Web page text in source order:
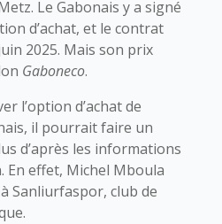
Le Gabonais y a signé
d’achat, et le contrat
2025. Mais son prix
Gaboneco.
l’option d’achat de
il pourrait faire un
d’après les informations
En effet, Michel Mboula
Sanliurfaspor, club de